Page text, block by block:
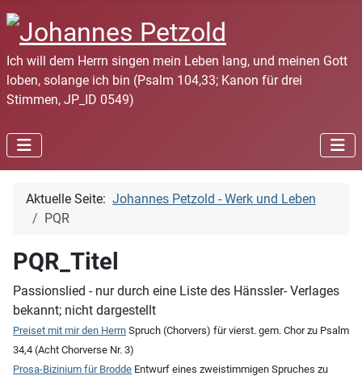
Ich will dem Herrn singen mein Leben lang, und meinen Gott
loben, solange ich bin (Psalm 104,33; Kanon für drei
Stimmen, JP_ID 0549)
Aktuelle Seite: Johannes Petzold - Werk und Leben
PQR
PQR_Titel
Passionslied - nur durch eine Liste des Hänssler- Verlages
bekannt; nicht dargestellt
Preiset mit mir den Herrn Spruch (Chorvers) für vierst. gem. Chor zu Psalm
34,4 (Acht Chorverse Nr. 3)
Prosa-Bizinium für Brodde Entwurf eines zweistimmigen Spruches zu